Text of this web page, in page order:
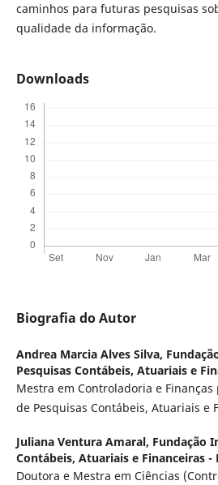
caminhos para futuras pesquisas
qualidade da informação.
Downloads
Biografia do Autor
Andrea Marcia Alves Silva,
Pesquisas Contábeis, Atuariais e
Mestra em Controladoria e
de Pesquisas Contábeis, Atuariais e
Juliana Ventura Amaral, Fundação
Contábeis, Atuariais e Financeiras -
Doutora e Mestra em Ciências